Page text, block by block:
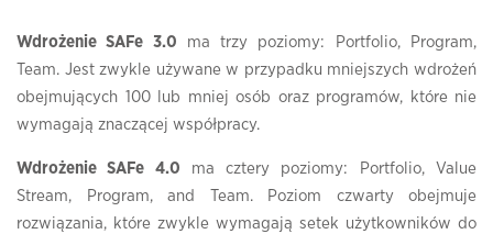
Wdrożenie SAFe 3.0 ma trzy poziomy: Portfolio, Program,
Team. Jest zwykle używane w przypadku mniejszych wdrożeń
obejmujących 100 lub mniej osób oraz programów, które nie
wymagają znaczącej współpracy.
Wdrożenie SAFe 4.0 ma cztery poziomy: Portfolio, Value
Stream, Program, and Team. Poziom czwarty obejmuje
rozwiązania, które zwykle wymagają setek użytkowników do